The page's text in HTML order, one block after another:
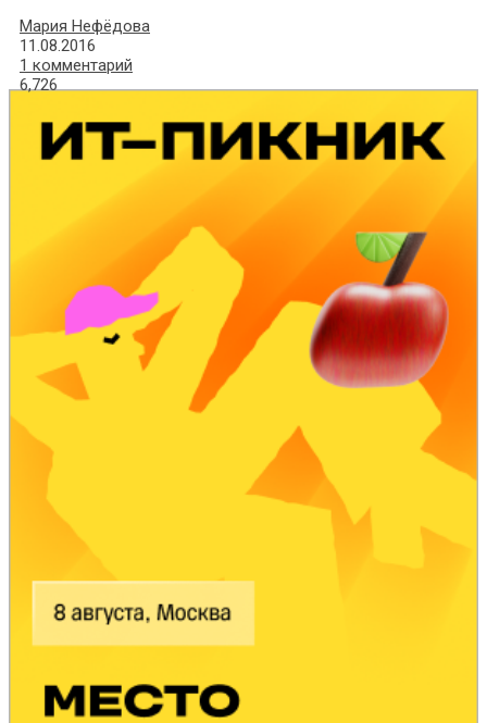
Мария Нефёдова
11.08.2016
1 комментарий
6,726